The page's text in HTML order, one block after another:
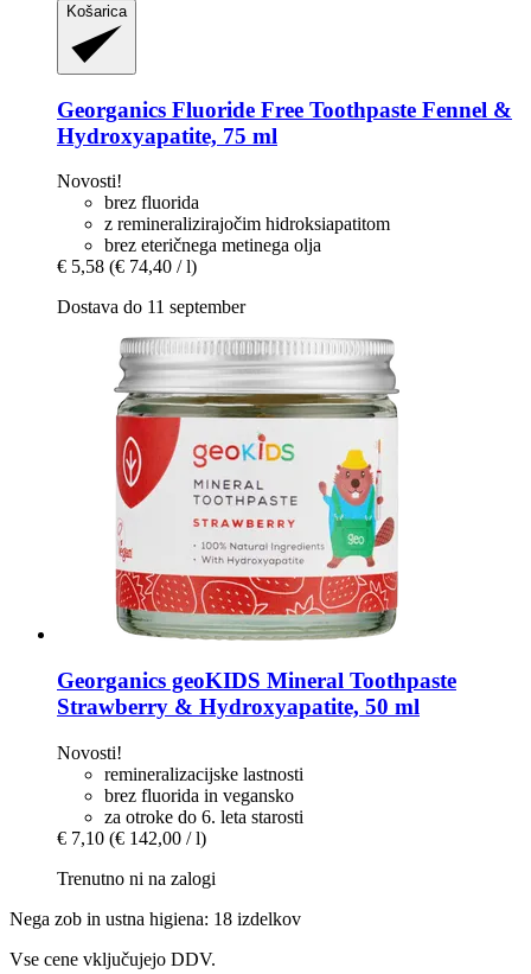
Košarica
Georganics Fluoride Free Toothpaste Fennel &
Hydroxyapatite, 75 ml
Novosti!
brez fluorida
z remineralizirajočim hidroksiapatitom
brez eteričnega metinega olja
€ 5,58 (€ 74,40 / l)
Dostava do 11 september
Georganics geoKIDS Mineral Toothpaste
Strawberry & Hydroxyapatite, 50 ml
Novosti!
remineralizacijske lastnosti
brez fluorida in vegansko
za otroke do 6. leta starosti
€ 7,10 (€ 142,00 / l)
Trenutno ni na zalogi
Nega zob in ustna higiena: 18 izdelkov
Vse cene vključujejo DDV.